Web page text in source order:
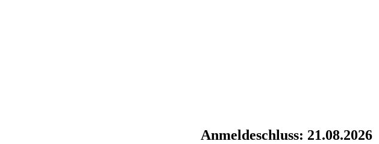
Anmeldeschluss: 21.08.2026